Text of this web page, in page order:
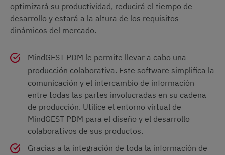
optimizará su productividad, reducirá el tiempo de
desarrollo y estará a la altura de los requisitos
dinámicos del mercado.
MindGEST PDM le permite llevar a cabo una
producción colaborativa. Este software simplifica la
comunicación y el intercambio de información
entre todas las partes involucradas en su cadena
de producción. Utilice el entorno virtual de
MindGEST PDM para el diseño y el desarrollo
colaborativos de sus productos.
Gracias a la integración de toda la información de